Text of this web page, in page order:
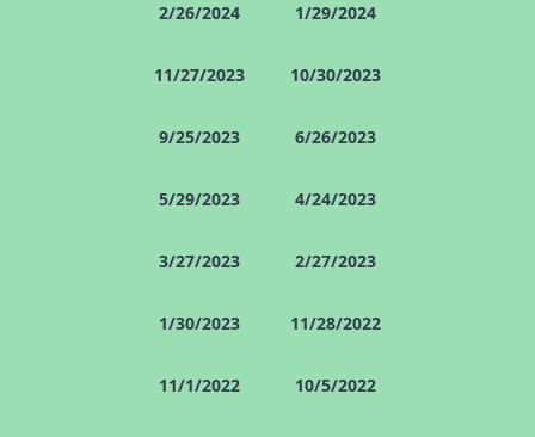
2/26/2024 1/29/2024
11/27/2023 10/30/2023
9/25/2023 6/26/2023
5/29/2023 4/24/2023
3/27/2023 2/27/2023
1/30/2023 11/28/2022
11/1/2022 10/5/2022